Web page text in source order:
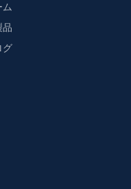
ム
品
グ